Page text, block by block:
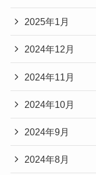
2025年1月
2024年12月
2024年11月
2024年10月
2024年9月
2024年8月